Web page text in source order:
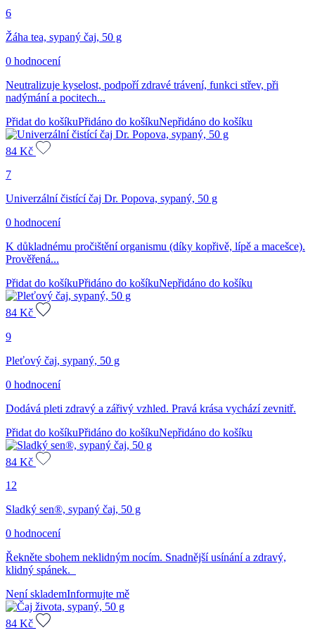
6
Žáha tea, sypaný čaj, 50 g
0 hodnocení
Neutralizuje kyselost, podpoří zdravé trávení, funkci střev, při
nadýmání a pocitech...
Přidat do košíkuPřidáno do košíkuNepřidáno do košíku
84 Kč
7
Univerzální čistící čaj Dr. Popova, sypaný, 50 g
0 hodnocení
K důkladnému pročištění organismu (díky kopřivě, lípě a macešce).
Prověřená...
Přidat do košíkuPřidáno do košíkuNepřidáno do košíku
84 Kč
9
Pleťový čaj, sypaný, 50 g
0 hodnocení
Dodává pleti zdravý a zářivý vzhled. Pravá krása vychází zevnitř.
Přidat do košíkuPřidáno do košíkuNepřidáno do košíku
84 Kč
12
Sladký sen®, sypaný čaj, 50 g
0 hodnocení
Řekněte sbohem neklidným nocím. Snadnější usínání a zdravý,
klidný spánek.
Není sklademInformujte mě
84 Kč